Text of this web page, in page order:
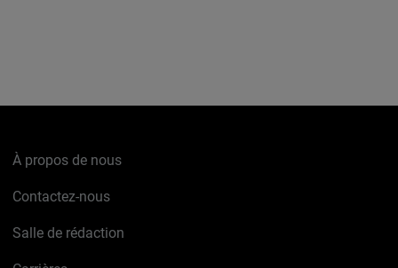
À propos de nous
Contactez-nous
Salle de rédaction